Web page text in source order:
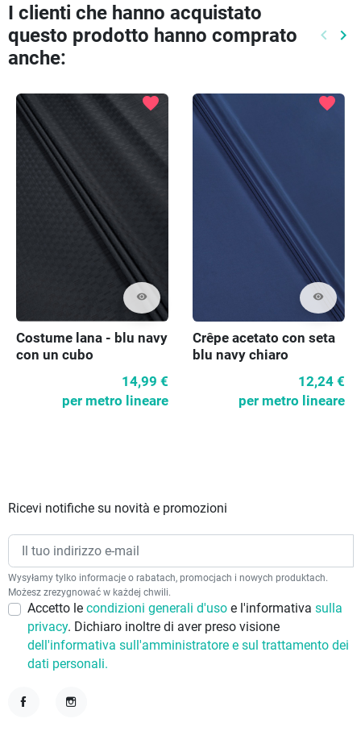
I clienti che hanno acquistato
questo prodotto hanno comprato
anche:
keyboard_arrow_left keyboard_arrow_right
visibility
favorite
Costume lana - blu navy
con un cubo
14,99 €
per metro lineare
visibility
favorite
Crêpe acetato con seta
blu navy chiaro
12,24 €
per metro lineare
Ricevi notifiche su novità e promozioni
Wysyłamy tylko informacje o rabatach, promocjach i nowych produktach.
Możesz zrezygnować w każdej chwili.
Accetto le condizioni generali d'uso e l'informativa sulla
privacy. Dichiaro inoltre di aver preso visione
dell'informativa sull'amministratore e sul trattamento dei
dati personali.